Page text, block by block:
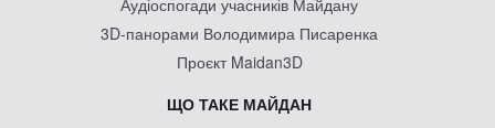
Аудіоспогади учасників Майдану
3D-панорами Володимира Писаренка
Проєкт Maidan3D
ЩО ТАКЕ МАЙДАН